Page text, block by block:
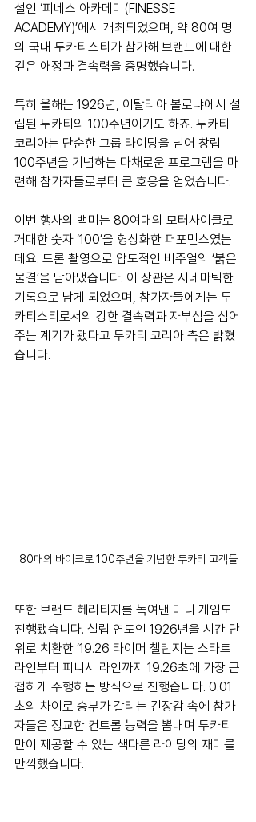
설인 ‘피네스 아카데미(FINESSE
ACADEMY)’에서 개최되었으며, 약 80여 명
의 국내 두카티스티가 참가해 브랜드에 대한
깊은 애정과 결속력을 증명했습니다.
특히 올해는 1926년, 이탈리아 볼로냐에서 설
립된 두카티의 100주년이기도 하죠. 두카티
코리아는 단순한 그룹 라이딩을 넘어 창립
100주년을 기념하는 다채로운 프로그램을 마
련해 참가자들로부터 큰 호응을 얻었습니다.
이번 행사의 백미는 80여대의 모터사이클로
거대한 숫자 ‘100’을 형상화한 퍼포먼스였는
데요. 드론 촬영으로 압도적인 비주얼의 ‘붉은
물결’을 담아냈습니다. 이 장관은 시네마틱한
기록으로 남게 되었으며, 참가자들에게는 두
카티스티로서의 강한 결속력과 자부심을 심어
주는 계기가 됐다고 두카티 코리아 측은 밝혔
습니다.
80대의 바이크로 100주년을 기념한 두카티 고객들
또한 브랜드 헤리티지를 녹여낸 미니 게임도
진행됐습니다. 설립 연도인 1926년을 시간 단
위로 치환한 ’19.26 타이머 챌린지는 스타트
라인부터 피니시 라인까지 19.26초에 가장 근
접하게 주행하는 방식으로 진행습니다. 0.01
초의 차이로 승부가 갈리는 긴장감 속에 참가
자들은 정교한 컨트롤 능력을 뽐내며 두카티
만이 제공할 수 있는 색다른 라이딩의 재미를
만끽했습니다.